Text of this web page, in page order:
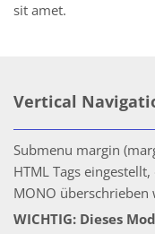
sit amet.
Vertical
Submenu margin
HTML Tags
MONO überschrieben
WICHTIG: Dieses